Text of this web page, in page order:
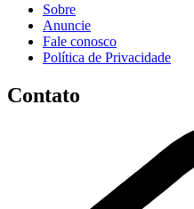
Sobre
Anuncie
Fale conosco
Política de Privacidade
Contato